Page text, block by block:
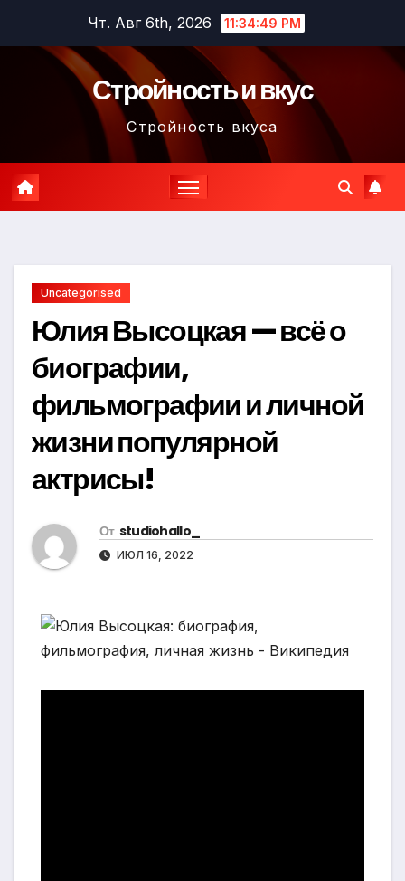
содержимому
Чт. Авг 6th, 2026 11:34:50 PM
Стройность и вкус
Стройность вкуса
Uncategorised
Юлия Высоцкая — всё о
биографии,
фильмографии и личной
жизни популярной
актрисы!
От studiohallo_
ИЮЛ 16, 2022